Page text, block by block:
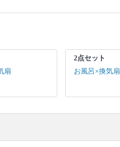
扇
2点セット
お風呂×換気扇